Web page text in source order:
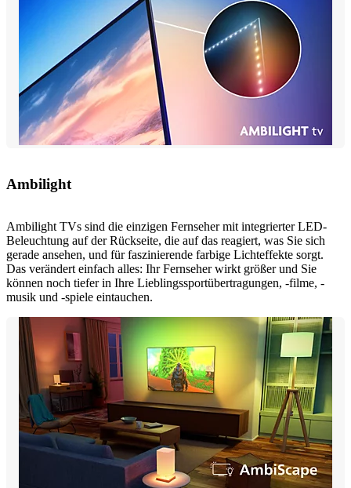
Ambilight
Ambilight TVs sind die einzigen Fernseher mit integrierter LED-
Beleuchtung auf der Rückseite, die auf das reagiert, was Sie sich
gerade ansehen, und für faszinierende farbige Lichteffekte sorgt.
Das verändert einfach alles: Ihr Fernseher wirkt größer und Sie
können noch tiefer in Ihre Lieblingssportübertragungen, -filme, -
musik und -spiele eintauchen.